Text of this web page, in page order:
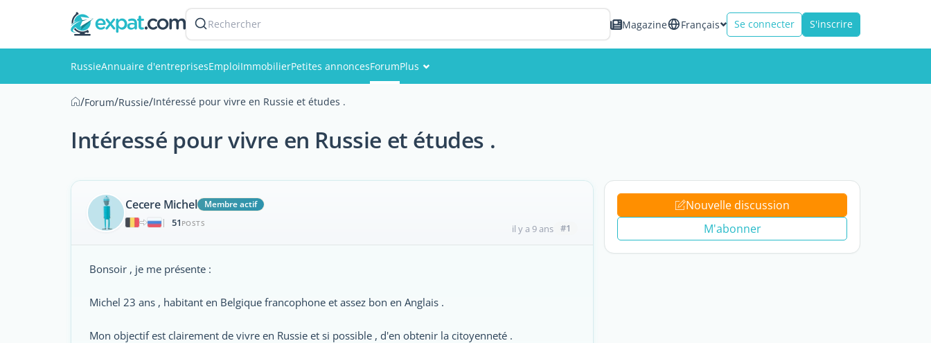
Rechercher Magazine Français Se connecter S'inscrire
RussieAnnuaire d'entreprisesEmploiImmobilierPetites annoncesForumPlus
Membres
/Forum/Russie/Intéressé pour vivre en Russie et études .
Intéressé pour vivre en Russie et études .
Cecere Michel
Membre actif
|
51 POSTS il y a 9 ans #1
Bonsoir , je me présente :
Michel 23 ans , habitant en Belgique francophone et assez bon en Anglais .
Mon objectif est clairement de vivre en Russie et si possible , d'en obtenir la citoyenneté .
Nouvelle discussion
M'abonner